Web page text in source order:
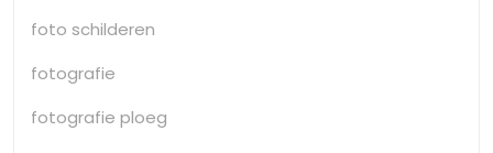
foto schilderen
fotografie
fotografie ploeg